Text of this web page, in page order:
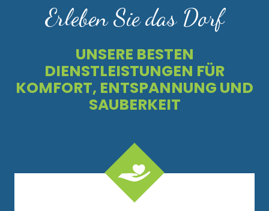
Erleben Sie das Dorf
UNSERE BESTEN
DIENSTLEISTUNGEN FÜR
KOMFORT, ENTSPANNUNG UND
SAUBERKEIT